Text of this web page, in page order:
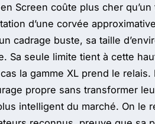
Screen coûte plus cher
d’une corvée
cadrage buste, sa taille
Sa seule limite tient à cette
la gamme XL prend le relais.
propre sans transformer
intelligent du marché. On le